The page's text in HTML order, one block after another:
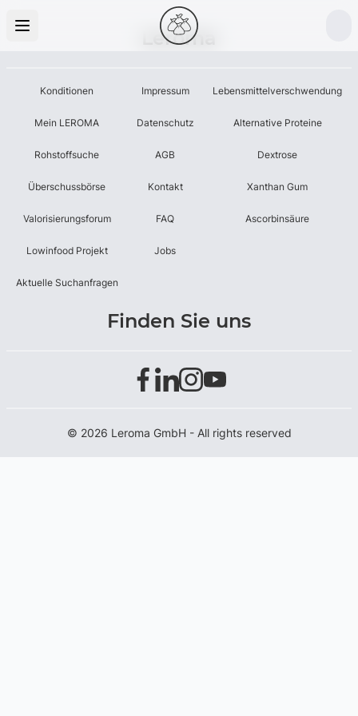
Leroma
Konditionen
Mein LEROMA
Rohstoffsuche
Überschussbörse
Valorisierungsforum
Lowinfood Projekt
Aktuelle Suchanfragen
Impressum
Datenschutz
AGB
Kontakt
FAQ
Jobs
Lebensmittelverschwendung
Alternative Proteine
Dextrose
Xanthan Gum
Ascorbinsäure
Finden Sie uns
© 2026 Leroma GmbH - All rights reserved